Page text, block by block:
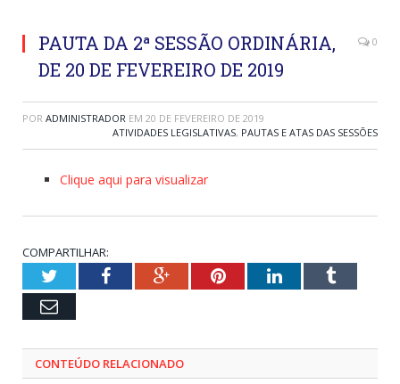
PAUTA DA 2ª SESSÃO ORDINÁRIA,
DE 20 DE FEVEREIRO DE 2019
0
POR ADMINISTRADOR EM 20 DE FEVEREIRO DE 2019
ATIVIDADES LEGISLATIVAS, PAUTAS E ATAS DAS SESSÕES
Clique aqui para visualizar
COMPARTILHAR:
TwitterFacebookGoogle+PinterestLinkedInTumblr
Email
CONTEÚDO RELACIONADO